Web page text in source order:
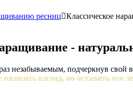
ресницКлассическое
-
незабываемым, подчеркнув
оживить взгляд, но оставить его